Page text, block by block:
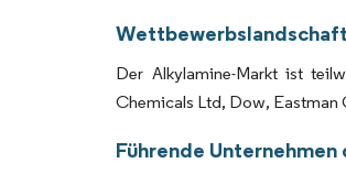
Wettbewerbslandschaft
Der Alkylamine-Markt ist
Chemicals Ltd, Dow, Eastman
Führende